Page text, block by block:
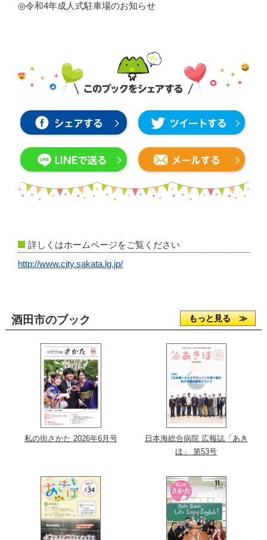
◎令和4年成人式駐車場のお知らせ
詳しくはホームページをご覧ください
http://www.city.sakata.lg.jp/
酒田市のブック もっと見る ≫
私の街さかた 2026年6月号
日本海総合病院 広報誌「あき
ほ」 第53号